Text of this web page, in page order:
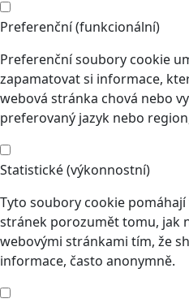
Preferenční (funkcionální)
Preferenční soubory cookie
zapamatovat si informace,
webová stránka chová nebo
preferovaný jazyk nebo
Statistické (výkonnostní)
Tyto soubory cookie
stránek porozumět tomu, jak
webovými stránkami tím, že
informace, často anonymně.